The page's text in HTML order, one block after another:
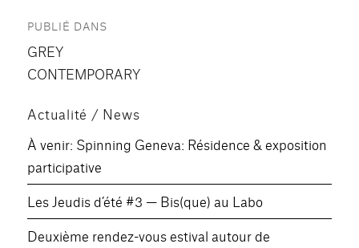
de
l’article
PUBLIÉ DANS
GREY
CONTEMPORARY
Actualité / News
À venir: Spinning Geneva: Résidence & exposition
participative
Les Jeudis d’été #3 — Bis(que) au Labo
Deuxième rendez-vous estival autour de